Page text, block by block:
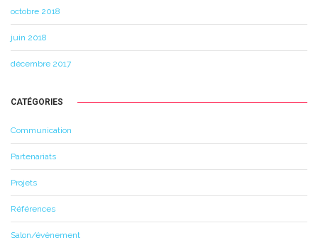
octobre 2018
juin 2018
décembre 2017
CATÉGORIES
Communication
Partenariats
Projets
Références
Salon/évènement